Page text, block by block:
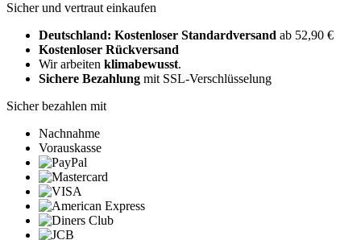
Sicher und vertraut einkaufen
Deutschland: Kostenloser Standardversand ab 52,90 €
Kostenloser Rückversand
Wir arbeiten klimabewusst.
Sichere Bezahlung mit SSL-Verschlüsselung
Sicher bezahlen mit
Nachnahme
Vorauskasse